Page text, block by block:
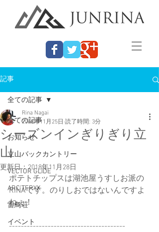
記事
全ての記事
お知らせ
立山バックカントリー
VECTOR GLIDE
ARC'TERYX
雷鳥荘
イベント
全ての記事
シーズンインぎりぎり立
山
Rina Nagai
2018年11月25日 読了時間: 3分
更新日：2018年11月28日
ポテトチップスは湖池屋うすしお派の
RINAです。のりしおではないんですよ
ねぇ！
---------------------------------------